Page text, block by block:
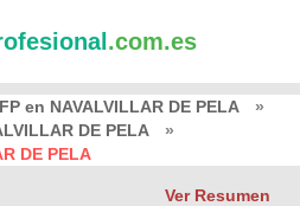
.com.es
FP en NAVALVILLAR DE PELA
»
DE PELA
»
DE PELA
Ver Resumen